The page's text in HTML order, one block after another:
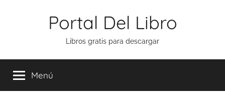
Portal Del Libro
Libros gratis para descargar
Menú